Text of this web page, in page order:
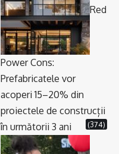
Red
Power Cons:
Prefabricatele vor
acoperi 15–20% din
proiectele de construcții
în următorii 3 ani
(374)